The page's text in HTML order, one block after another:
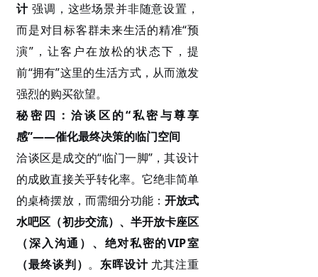
计 强调，这些场景并非随意设置，
而是对目标客群未来生活的精准“预
演”，让客户在放松的状态下，提
前“拥有”这里的生活方式，从而激发
强烈的购买欲望。
秘密四：洽谈区的“私密与尊享
感”——催化最终决策的临门空间
洽谈区是成交的“临门一脚”，其设计
的成败直接关乎转化率。它绝非简单
的桌椅摆放，而需细分功能： 开放式
水吧区（初步交流）、半开放卡座区
（深入沟通）、绝对私密的VIP室
（最终谈判） 。东晖设计尤其注重